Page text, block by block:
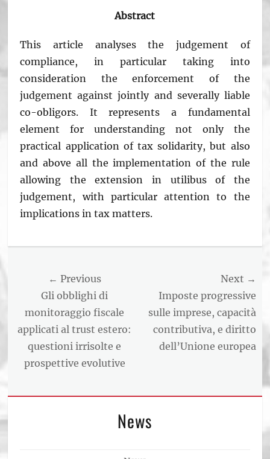
Abstract
This article analyses the judgement of
compliance, in particular taking into
consideration the enforcement of the
judgement against jointly and severally liable
co-obligors. It represents a fundamental
element for understanding not only the
practical application of tax solidarity, but also
and above all the implementation of the rule
allowing the extension in utilibus of the
judgement, with particular attention to the
implications in tax matters.
Navigazione
articoli
← Previous
Previous
post:
Gli obblighi di
monitoraggio fiscale
applicati al trust estero:
questioni irrisolte e
prospettive evolutive
Next →
post:
Imposte progressive
sulle imprese, capacità
contributiva, e diritto
dell’Unione europea
News